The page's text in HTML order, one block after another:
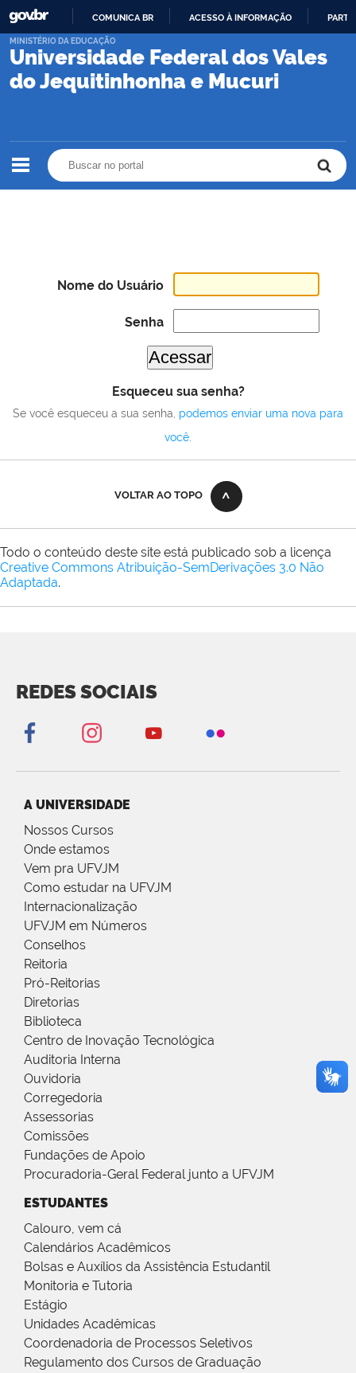
PARA
CONTEÚDO
COMUNICA BR ACESSO À INFORMAÇÃO
Universidade Federal dos Vales
do Jequitinhonha e Mucuri
MINISTÉRIO DA EDUCAÇÃO
Nome do Usuário
Senha
Esqueceu sua senha?
Se você esqueceu a sua senha, podemos enviar uma nova para
você
VOLTAR AO TOPO
Todo o conteúdo deste site está publicado sob a licença
Creative Commons Atribuição-SemDerivações 3.0 Não
Adaptada.
REDES SOCIAIS
A UNIVERSIDADE
Nossos Cursos
Onde estamos
Vem pra UFVJM
Como estudar na UFVJM
Internacionalização
UFVJM em Números
Conselhos
Reitoria
Pró-Reitorias
Diretorias
Biblioteca
Centro de Inovação Tecnológica
Auditoria Interna
Ouvidoria
Corregedoria
Assessorias
Comissões
Fundações de Apoio
Procuradoria-Geral Federal junto a UFVJM
ESTUDANTES
Calouro, vem cá
Calendários Acadêmicos
Bolsas e Auxílios da Assistência Estudantil
Monitoria e Tutoria
Estágio
Unidades Acadêmicas
Coordenadoria de Processos Seletivos
Regulamento dos Cursos de Graduação